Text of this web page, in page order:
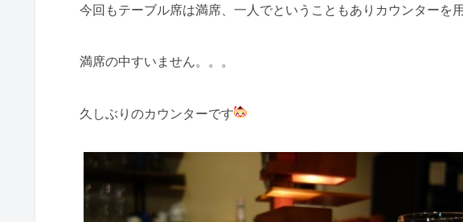
今回もテーブル席は満席、一人でということもありカウンターを
満席の中すいません。。。
久しぶりのカウンターです